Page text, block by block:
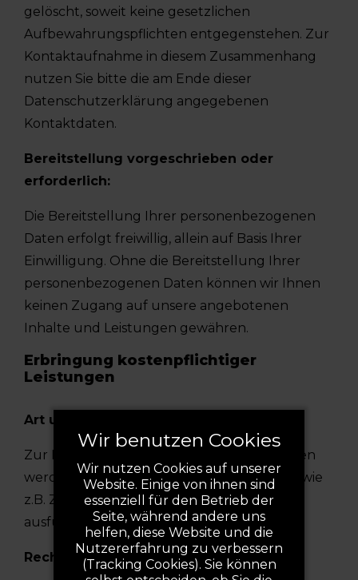
gelöscht, soweit keine gesetzlichen
Aufbewahrungspflichten entgegenstehen. Zur
Kontaktaufnahme in diesem Zusammenhang
nutzen Sie bitte die am Ende dieser
Datenschutzerklärung angegebenen
Kontaktdaten.
Bereitstellung vorgeschrieben oder
erforderlich:
Die Bereitstellung Ihrer personenbezogenen
Daten erfolgt freiwillig, allein auf Basis Ihrer
Einwilligung. Ohne die Bereitstellung Ihrer
personenbezogenen Daten können wir Ihnen
keinen Zugang auf unsere angebotenen
Inhalte und Leistungen gewähren.
Erbringung kostenpflichtiger
Leistungen
Art und Zweck der Verarbeitung:
Zur Erbringung kostenpflichtiger Leistungen
werden von uns zusätzliche Daten erfragt, wie
z.B. Zahlungsangaben, um Ihre Bestellung
ausführen zu können.
Rechtsgrundlage:
Wir benutzen Cookies
Wir nutzen Cookies auf unserer
Website. Einige von ihnen sind
essenziell für den Betrieb der
Seite, während andere uns
helfen, diese Website und die
Nutzererfahrung zu verbessern
(Tracking Cookies). Sie können